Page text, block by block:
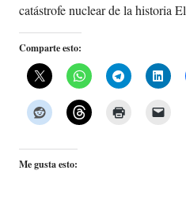
catástrofe nuclear de la historia El
Comparte esto:
Me gusta esto: